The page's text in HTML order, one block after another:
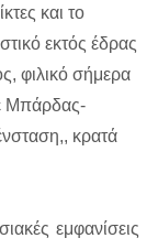
και το
εκτός έδρας
φιλικό σήμερα
Μπάρδας-
κρατά
εμφανίσεις